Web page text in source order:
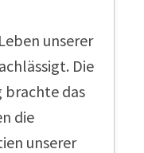
unserer
Die
brachte das
die
unserer